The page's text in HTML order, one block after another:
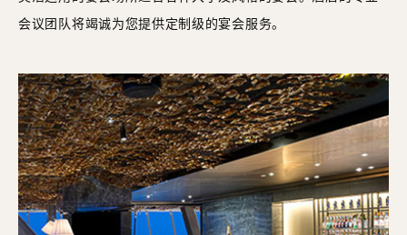
会议团队将竭诚为您提供定制级的宴会服务。